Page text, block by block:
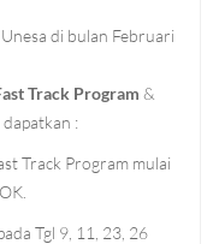
di bulan Februari
Track Program &
:
Track Program mulai
Tgl 9, 11, 23, 26